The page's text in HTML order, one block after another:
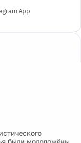
App